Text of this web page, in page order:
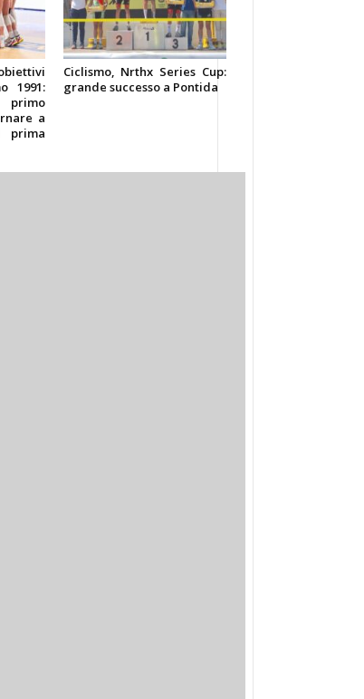
1991:
primo
a
prima
Ciclismo, Nrthx Series Cup:
grande successo a Pontida